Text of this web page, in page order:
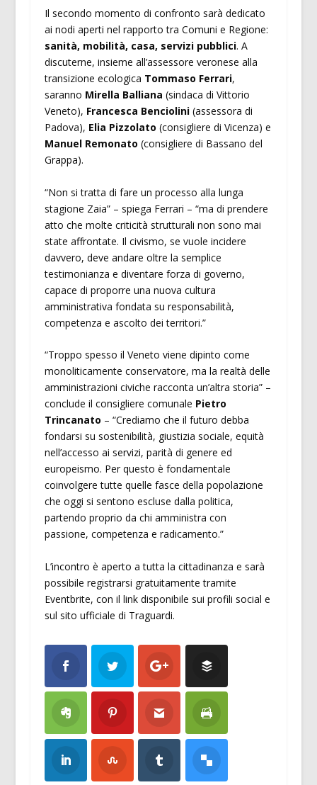
Il secondo momento di confronto sarà dedicato
ai nodi aperti nel rapporto tra Comuni e Regione:
sanità, mobilità, casa, servizi pubblici. A
discuterne, insieme all’assessore veronese alla
transizione ecologica Tommaso Ferrari,
saranno Mirella Balliana (sindaca di Vittorio
Veneto), Francesca Benciolini(assessora di
Padova), Elia Pizzolato (consigliere di Vicenza) e
Manuel Remonato (consigliere di Bassano del
Grappa).
“Non si tratta di fare un processo alla lunga
stagione Zaia” – spiega Ferrari – “ma di prendere
atto che molte criticità strutturali non sono mai
state affrontate. Il civismo, se vuole incidere
davvero, deve andare oltre la semplice
testimonianza e diventare forza di governo,
capace di proporre una nuova cultura
amministrativa fondata su responsabilità,
competenza e ascolto dei territori.”
“Troppo spesso il Veneto viene dipinto come
monoliticamente conservatore, ma la realtà delle
amministrazioni civiche racconta un’altra storia” –
conclude il consigliere comunale Pietro
Trincanato – “Crediamo che il futuro debba
fondarsi su sostenibilità, giustizia sociale, equità
nell’accesso ai servizi, parità di genere ed
europeismo. Per questo è fondamentale
coinvolgere tutte quelle fasce della popolazione
che oggi si sentono escluse dalla politica,
partendo proprio da chi amministra con
passione, competenza e radicamento.”
L’incontro è aperto a tutta la cittadinanza e sarà
possibile registrarsi gratuitamente tramite
Eventbrite, con il link disponibile sui profili social e
sul sito ufficiale di Traguardi.